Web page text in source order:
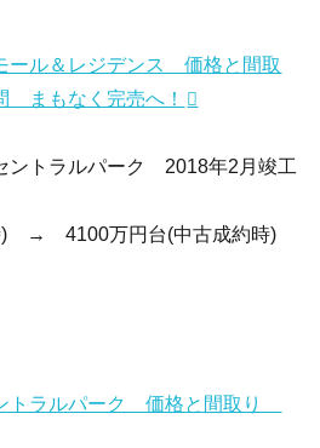
ール＆レジデンス 価格と間取
まもなく完売へ！
ントラルパーク 2018年2月竣工
) → 4100万円台(中古成約時)
トラルパーク 価格と間取り